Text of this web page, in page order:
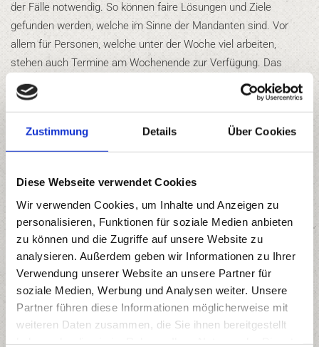
Zustimmung Details Über Cookies
Diese Webseite verwendet Cookies
Wir verwenden Cookies, um Inhalte und Anzeigen zu
personalisieren, Funktionen für soziale Medien anbieten
zu können und die Zugriffe auf unsere Website zu
analysieren. Außerdem geben wir Informationen zu Ihrer
Verwendung unserer Website an unsere Partner für
soziale Medien, Werbung und Analysen weiter. Unsere
Partner führen diese Informationen möglicherweise mit
weiteren Daten zusammen, die Sie ihnen bereitgestellt
der Fälle notwendig. So können faire Lösungen und Ziele
gefunden werden, welche im Sinne der Mandanten sind. Vor
allem für Personen, welche unter der Woche viel arbeiten,
stehen auch Termine am Wochenende zur Verfügung. Das
erste Beratungsgespräch in der Kanzlei wird kostenlos
ausgeführt.
Die einfache und rasche
Kontaktaufnahme mit der Kanzlei!
Kontaktaufnahme ist auf viele verschiedene Arten möglich -
angefangen vom telefonischen Kontakt über das Mail bis hin
zum Postweg. Die Öffnungszeiten der Kanzlei sind auf der
Homepage ersichtlich. Die Kanzlei ist gut gelegen und sowohl
mit Auto als auch mit den öffentlichen Verkehrsmitteln
erreichbar. Der Parkplatz an der Kanzlei steht den
Mandanten zur Benützung zur Verfügung. Die Kanzlei ist auch
gut mit Bus und Bahn erreichbar. Somit können auch Menschen